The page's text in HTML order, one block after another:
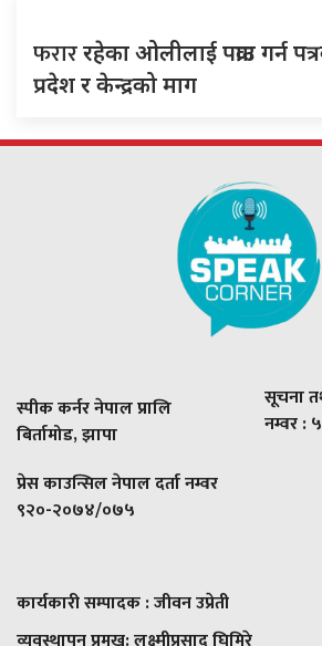
फराररहेका ओलीलाई पक्राउ गर्न
प्रदेश र केन्द्रको माग
स्पीक कर्नर नेपाल प्रालि
बिर्तामोड, झापा
प्रेस काउन्सिल नेपाल दर्ता नम्वर
९२०-२०७४/०७५
सूचना
नम्वर :
कार्यकारी सम्पादक : जीवन उप्रेती